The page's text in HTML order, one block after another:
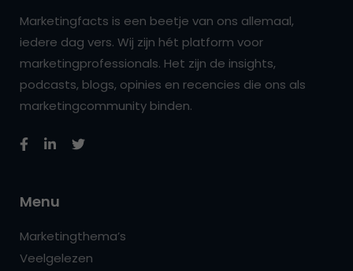
Marketingfacts is een beetje van ons allemaal,
iedere dag vers. Wij zijn hét platform voor
marketingprofessionals. Het zijn de insights,
podcasts, blogs, opinies en recencies die ons als
marketingcommunity binden.
Menu
Marketingthema’s
Veelgelezen